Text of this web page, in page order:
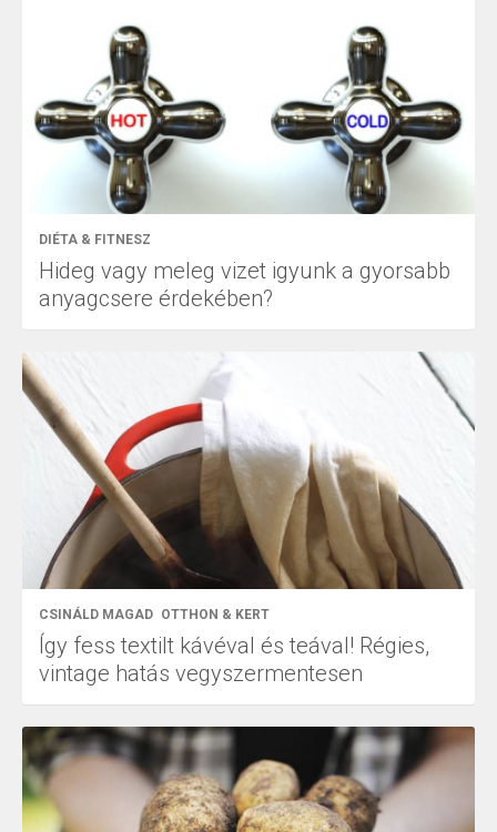
DIÉTA & FITNESZ
Hideg vagy meleg vizet igyunk a gyorsabb
anyagcsere érdekében?
CSINÁLD MAGAD OTTHON & KERT
Így fess textilt kávéval és teával! Régies,
vintage hatás vegyszermentesen